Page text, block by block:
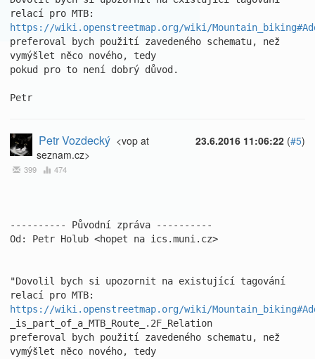
https://wiki.openstreetmap.org/wiki/
preferoval bych použití zavedeného schematu, než
vymýšlet něco nového, tedy
pokud pro to není dobrý důvod.
Petr
23.6.2016 11:06:22 (#5)
Petr Vozdecký <vop at
seznam.cz>
399 474
---------- Původní zpráva ----------
Od: Petr Holub <hopet na ics.muni.cz>
"Dovolil bych si upozornit na existující tagování
https://wiki.openstreetmap.org/wiki/
_is_part_of_a_MTB_Route_.2F_Relation
preferoval bych použití zavedeného schematu, než
vymýšlet něco nového, tedy